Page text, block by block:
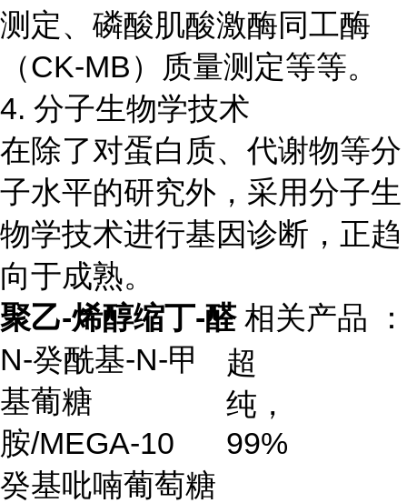
测定、磷酸肌酸激酶同工酶
（CK-MB）质量测定等等。
4. 分子生物学技术
在除了对蛋白质、代谢物等分
子水平的研究外，采用分子生
物学技术进行基因诊断，正趋
向于成熟。
聚乙-烯醇缩丁-醛 相关产品 ：
N-癸酰基-N-甲
基葡糖
胺/MEGA-10
超
纯，
99%
癸基吡喃葡萄糖